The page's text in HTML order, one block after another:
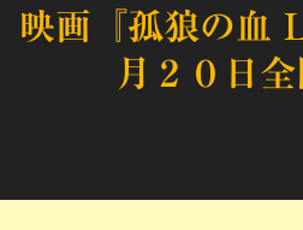
映画『孤狼の血
月２０日